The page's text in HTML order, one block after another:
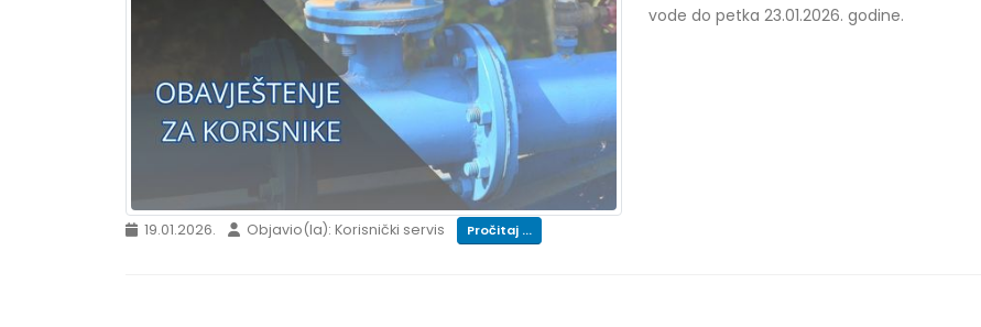
vode do petka 23.01.2026. godine.
19.01.2026. Objavio(la): Korisnički servis Pročitaj ...